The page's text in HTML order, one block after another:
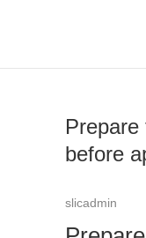
Prepare
before
slicadmin